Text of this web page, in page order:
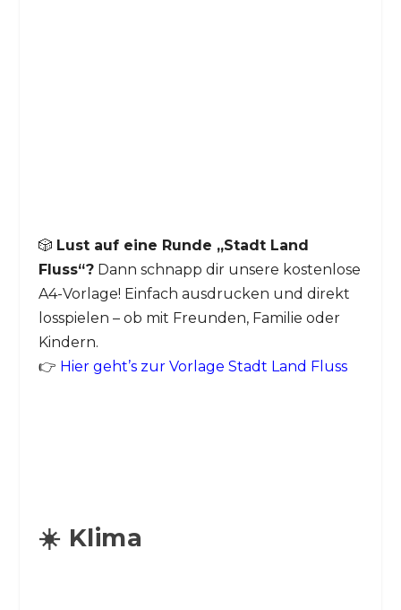
🎲 Lust auf eine Runde „Stadt Land
Fluss“?Dann schnapp dir unsere kostenlose
A4-Vorlage! Einfach ausdrucken und direkt
losspielen – ob mit Freunden, Familie oder
Kindern.
👉 Hier geht’s zur Vorlage Stadt Land Fluss
☀️ Klima